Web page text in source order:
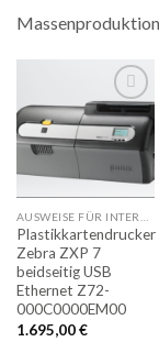
Auf
die
Merkliste
Plastikkartendrucker
Zebra ZXP 7
beidseitig USB
Ethernet Z72-
000C0000EM00
1.695,00€